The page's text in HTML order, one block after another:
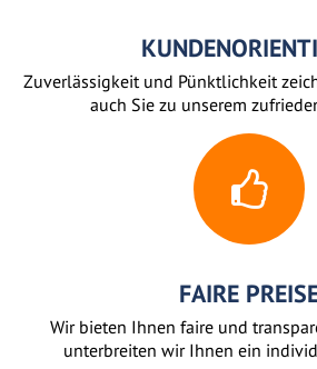
Zuverlässigkeit und Pünktlichkeit
auch Sie zu unserem
FAIRE
Wir bieten Ihnen faire und
unterbreiten wir Ihnen ein